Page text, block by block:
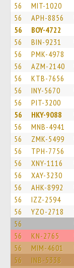
56 MIT-1020
56 APH-8856
56 BOY-4722
56 BIN-9231
56 PMK-4978
56 AZM-2140
56 KTB-7656
56 INY-5670
56 PIT-3200
56 HKY-9088
56 MNB-4941
56 ZMK-5499
56 TPH-7756
56 XNY-1116
56 XAY-3230
56 AHK-8992
56 IZZ-2594
56 YZO-2718
56
56 KN-2765
56 MIM-4601
56 INB-5338